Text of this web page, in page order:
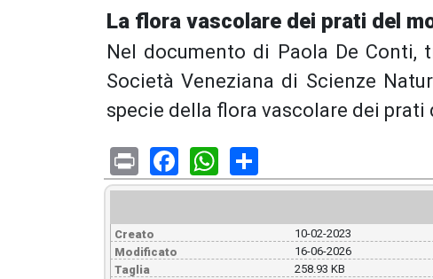
La flora vascolare dei prati del
Nel documento di Paola De Conti,
Società Veneziana di Scienze
specie della flora vascolare dei prati
PrintFacebook
WhatsApp
Creato
10-02-2023
Modificato
16-06-2026
Taglia
258.93 KB